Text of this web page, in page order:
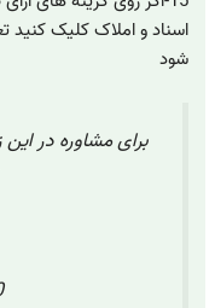
اسناد و املاک کلیک
شود
برای مشاوره در این